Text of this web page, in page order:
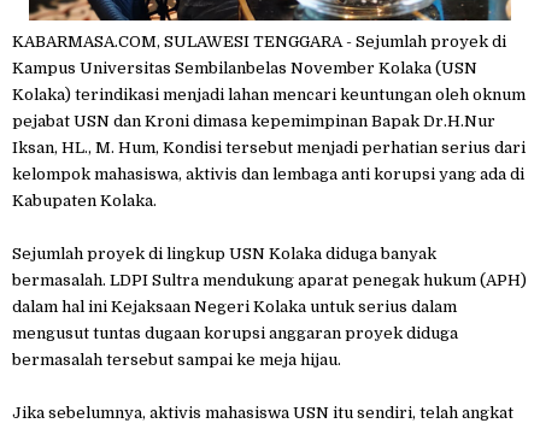
KABARMASA.COM, SULAWESI TENGGARA - Sejumlah proyek di
Kampus Universitas Sembilanbelas November Kolaka (USN
Kolaka) terindikasi menjadi lahan mencari keuntungan oleh oknum
pejabat USN dan Kroni dimasa kepemimpinan Bapak Dr.H.Nur
Iksan, HL., M. Hum, Kondisi tersebut menjadi perhatian serius dari
kelompok mahasiswa, aktivis dan lembaga anti korupsi yang ada di
Kabupaten Kolaka.
Sejumlah proyek di lingkup USN Kolaka diduga banyak
bermasalah. LDPI Sultra mendukung aparat penegak hukum (APH)
dalam hal ini Kejaksaan Negeri Kolaka untuk serius dalam
mengusut tuntas dugaan korupsi anggaran proyek diduga
bermasalah tersebut sampai ke meja hijau.
Jika sebelumnya, aktivis mahasiswa USN itu sendiri, telah angkat